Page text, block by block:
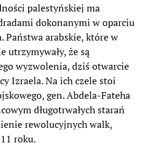
palestyńskiej ma
dokonanymi w oparciu
arabskie, które w
utrzymywały, że są
wyzwolenia, dziś otwarcie
Izraela. Na ich czele stoi
gen. Abdela-Fateha
długotrwałych starań
rewolucyjnych walk,
roku.